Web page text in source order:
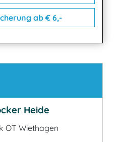
ab € 6,-
Heide
OT Wiethagen